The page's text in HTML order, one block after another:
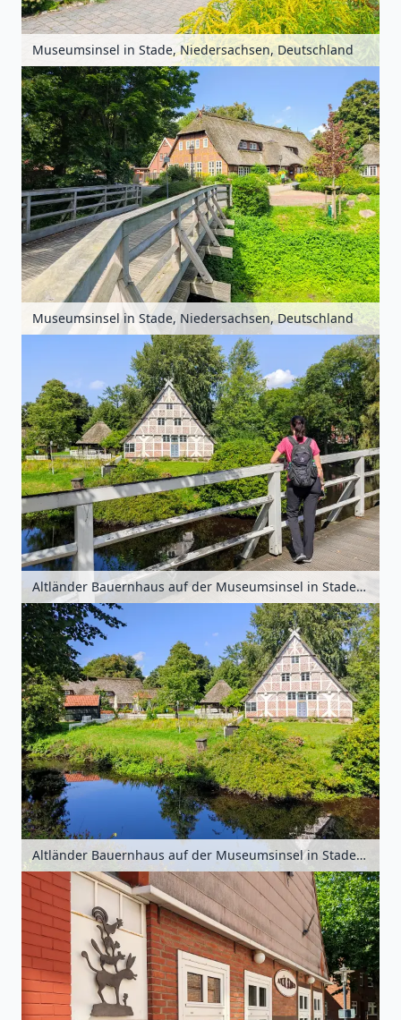
Museumsinsel in Stade, Niedersachsen, Deutschland
Museumsinsel in Stade, Niedersachsen, Deutschland
Altländer Bauernhaus auf der Museumsinsel in Stade, Niedersachsen, Deutschland
Altländer Bauernhaus auf der Museumsinsel in Stade, Niedersachsen, Deutschland